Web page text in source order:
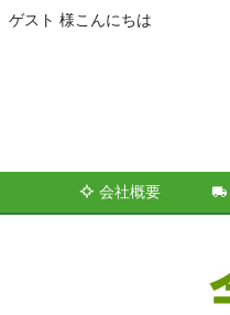
ゲスト 様こんにちは
会社概要